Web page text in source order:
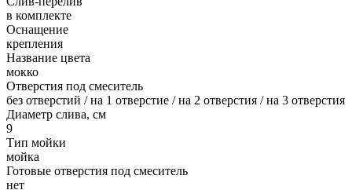
в комплекте
Оснащение
крепления
Название цвета
мокко
Отверстия под смеситель
без отверстий / на 1 отверстие / на 2 отверстия / на 3 отверстия
Диаметр слива, см
9
Тип мойки
мойка
Готовые отверстия под смеситель
нет